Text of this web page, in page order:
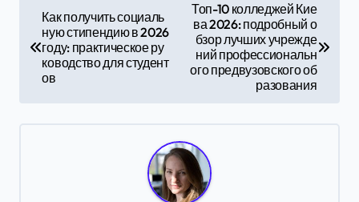
Как получить социаль
ную стипендию в 2026
году: практическое ру
ководство для студент
ов
Топ-10 колледжей Кие
ва 2026: подробный о
бзор лучших учрежде
ний профессиональн
ого предвузовского об
разования